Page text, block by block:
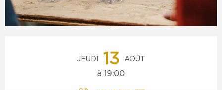
JEUDI 13 AOÛT
à 19:00